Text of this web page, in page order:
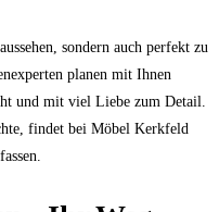
sondern auch perfekt zu
planen mit Ihnen
und mit viel Liebe zum Detail.
findet bei Möbel Kerkfeld